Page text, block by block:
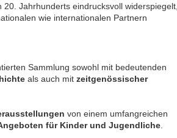
Jahrhunderts eindrucksvoll widerspiegelt,
wie internationalen Partnern
Sammlung sowohl mit bedeutenden
als auch mit zeitgenössischer
von einem umfangreichen
für Kinder und Jugendliche